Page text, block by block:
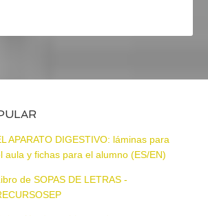
APARATO DIGESTIVO: láminas para
aula y fichas para el alumno (ES/EN)
de SOPAS DE LETRAS -